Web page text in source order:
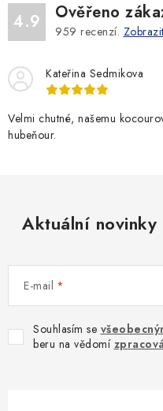
4.9 Ověřeno
959 recenzí.
Kateřina Sedmikova
Velmi chutné, našemu
hubeňour.
Aktuální novinky
E-mail
Souhlasím se
beru na vědomí